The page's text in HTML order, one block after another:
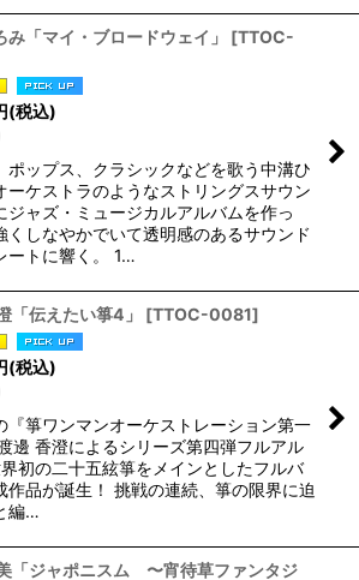
み「マイ・ブロードウェイ」 [TTOC-
(税込)
ポップス、クラシックなどを歌う中溝ひ
ーケストラのようなストリングスサウン
ジャズ・ミュージカルアルバムを作っ
くしなやかでいて透明感のあるサウンド
ートに響く。 1…
「伝えたい箏4」 [TTOC-0081]
(税込)
『箏ワンマンオーケストレーション第一
邊 香澄によるシリーズ第四弾フルアル
初の二十五絃箏をメインとしたフルバ
作品が誕生！ 挑戦の連続、箏の限界に迫
編…
「ジャポニスム 〜宵待草ファンタジ